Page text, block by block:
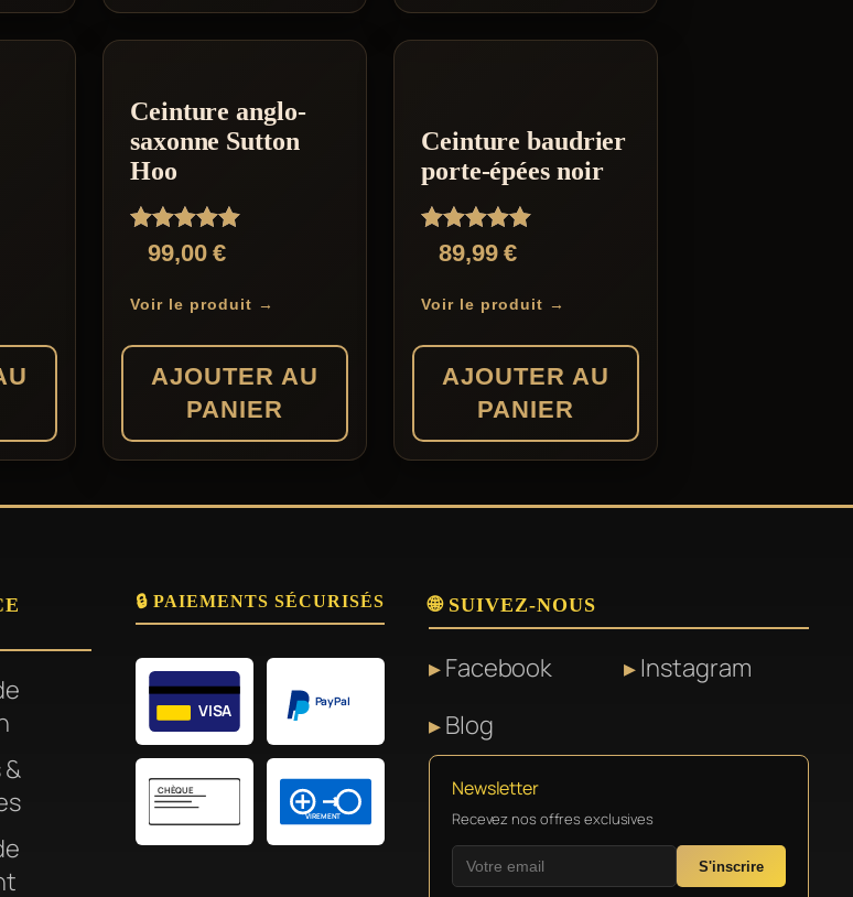
Ceinture anglo-
saxonne Sutton
Hoo
Note
5.00
99,00€
Voir le produit →
AJOUTER AU
PANIER
Ceinture baudrier
porte-épées noir
Note
5.00
89,99€
Voir le produit →
AJOUTER AU
PANIER
🔒 PAIEMENTS SÉCURISÉS
VISA PayPal
CHÈQUE
VIREMENT
🌐 SUIVEZ-NOUS
Facebook
Instagram
Blog
Newsletter
Recevez nos offres exclusives
S'inscrire